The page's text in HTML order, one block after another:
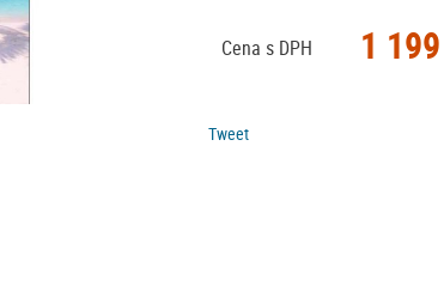
Cena s DPH 1
Tweet